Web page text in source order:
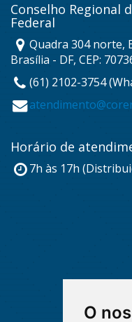
O
Conselho Regional
Federal
Quadra 304 norte,
Brasília - DF, CEP:
(61) 2102-3754
Horário de
7h às 17h